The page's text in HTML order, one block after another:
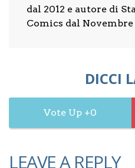
dal 2012 e autore di
Comics dal Novembre
DICCI
0
LEAVE A REPLY